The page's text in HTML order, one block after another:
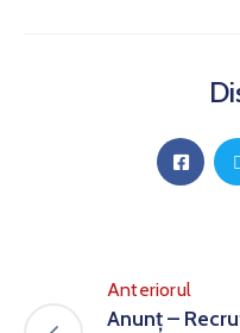
Anteriorul
Anunț –